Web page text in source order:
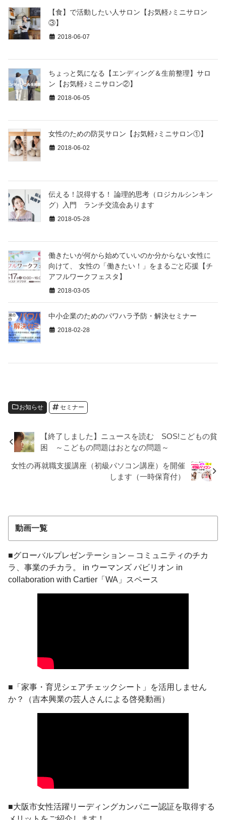
【食】で活動したい人サロン【お気軽♪ミニサロン
③】
2018-06-07
ちょっと気になる【エンディング＆生前整理】サロ
ン【お気軽♪ミニサロン②】
2018-06-05
女性のための防災サロン【お気軽♪ミニサロン①】
2018-06-02
伝える！説得する！ 論理的思考（ロジカルシンキン
グ）入門 ランチ交流会あります
2018-05-28
働きたいが何から始めていいのか分からない女性に
向けて、 女性の「働きたい！」をまるごと応援【チ
アフルワークフェスタ】
2018-03-05
中小企業のためのパワハラ予防・解決セミナー
2018-02-28
お知らせ セミナー
【終了しました】ニュースを読む SOS!こどもの貧
困 ～こどもの問題はおとなの問題～
女性の再就職支援講座（初級パソコン講座）を開催
します（一時保育付）
動画一覧
■グローバルプレゼンテーション ─ コミュニティのチカ
ラ、事業のチカラ。 in ウーマンズ パビリオン in
collaboration with Cartier「WA」スペース
■「家事・育児シェアチェックシート」を活用しません
か？（吉本興業の芸人さんによる啓発動画）
■大阪市女性活躍リーディングカンパニー認証を取得する